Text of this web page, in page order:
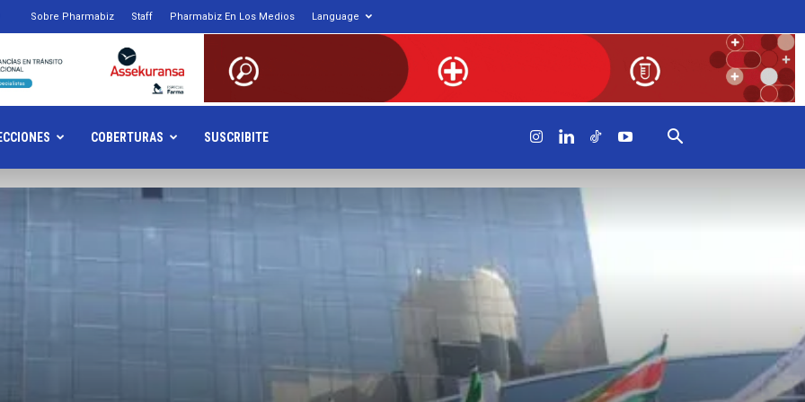
Sobre Pharmabiz Staff Pharmabiz En Los Medios Language
COBERTURAS SUSCRIBITE